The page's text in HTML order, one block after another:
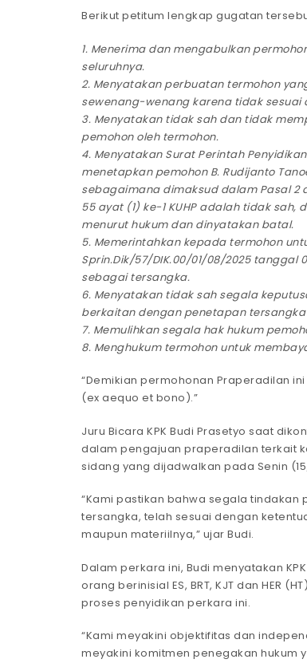
Berikut petitum lengkap gugatan
1. Menerima dan mengabulkan
seluruhnya.
2. Menyatakan perbuatan termohon
sewenang-wenang karena tidak
3. Menyatakan tidak sah dan tidak
pemohon oleh termohon.
4. Menyatakan Surat Perintah
menetapkan pemohon B. Rudijanto
sebagaimana dimaksud dalam Pasal 2
55 ayat (1) ke-1 KUHP adalah tidak
menurut hukum dan dinyatakan batal.
5. Memerintahkan kepada termohon
Sprin.Dik/57/DIK.00/01/08/2025 tanggal
sebagai tersangka.
6. Menyatakan tidak sah segala
berkaitan dengan penetapan
7. Memulihkan segala hak hukum
8. Menghukum termohon untuk
“Demikian permohonan Praperadilan
(ex aequo et bono).”
Juru Bicara KPK Budi Prasetyo saat
dalam pengajuan praperadilan terkait
sidang yang dijadwalkan pada Senin
“Kami pastikan bahwa segala tindakan
tersangka, telah sesuai dengan
maupun materiilnya,” ujar Budi.
Dalam perkara ini, Budi menyatakan
orang berinisial ES, BRT, KJT dan HER
proses penyidikan perkara ini.
“Kami meyakini objektifitas dan
meyakini komitmen penegakan hukum